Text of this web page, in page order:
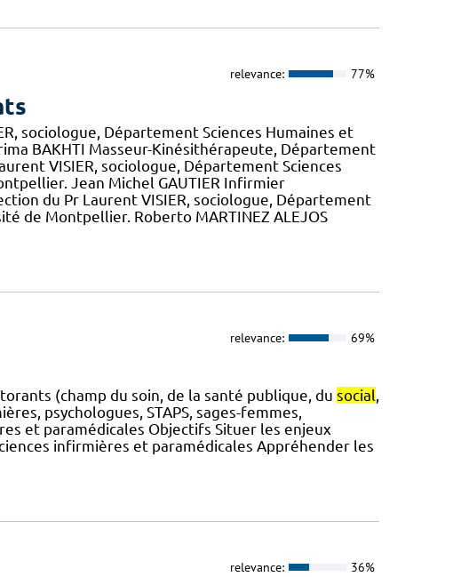
relevance: 77%
sociologue, Département Sciences Humaines et
BAKHTI Masseur-Kinésithérapeute, Département
VISIER, sociologue, Département Sciences
Jean Michel GAUTIER Infirmier
du Pr Laurent VISIER, sociologue, Département
de Montpellier. Roberto MARTINEZ ALEJOS
relevance: 69%
(champ du soin, de la santé publique, du social,
psychologues, STAPS, sages-femmes,
et paramédicales Objectifs Situer les enjeux
infirmières et paramédicales Appréhender les
relevance: 36%